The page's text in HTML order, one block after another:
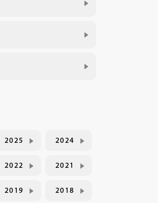
2025 2024
2022 2021
2019 2018